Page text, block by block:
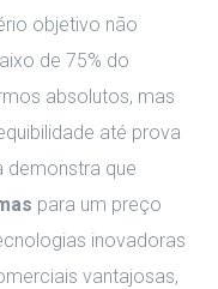
objetivo não
de 75% do
absolutos, mas
até prova
demonstra que
para um preço
inovadoras
vantajosas,